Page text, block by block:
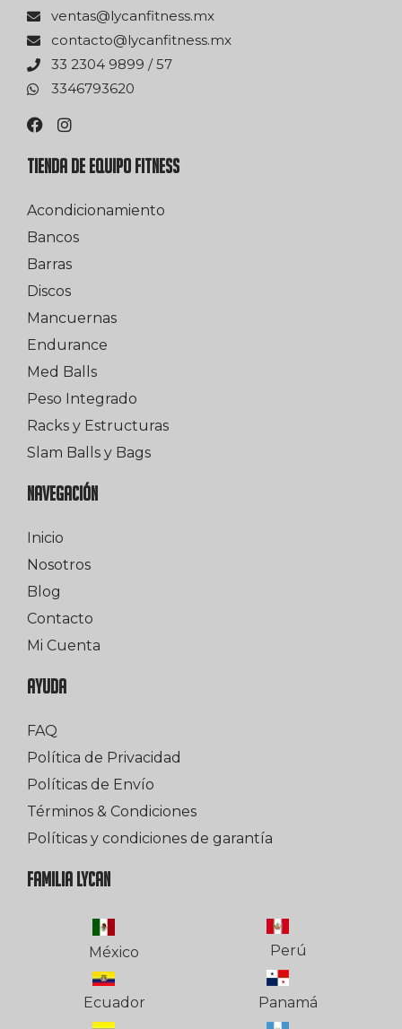
xm.ssentifnacyl@satnev
xm.ssentifnacyl@otcatnoc
75 / 9989 4032 33
0263976433
TIENDA DE EQUIPO FITNESS
Acondicionamiento
Bancos
Barras
Discos
Mancuernas
Endurance
Med Balls
Peso Integrado
Racks y Estructuras
Slam Balls y Bags
NAVEGACIÓN
Inicio
Nosotros
Blog
Contacto
Mi Cuenta
AYUDA
FAQ
Política de Privacidad
Políticas de Envío
Términos & Condiciones
Políticas y condiciones de garantía
FAMILIA LYCAN
México
Ecuador
Perú
Panamá